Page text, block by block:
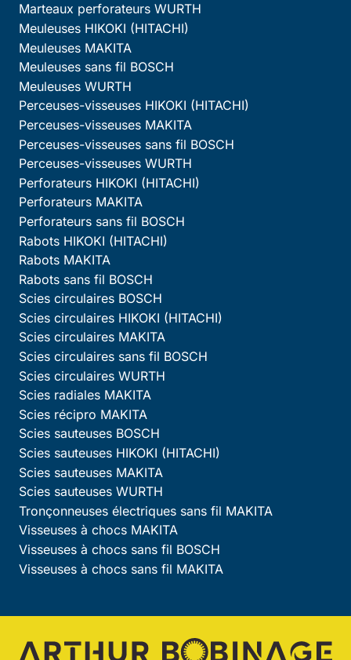
Marteaux perforateurs WURTH
Meuleuses HIKOKI (HITACHI)
Meuleuses MAKITA
Meuleuses sans fil BOSCH
Meuleuses WURTH
Perceuses-visseuses HIKOKI (HITACHI)
Perceuses-visseuses MAKITA
Perceuses-visseuses sans fil BOSCH
Perceuses-visseuses WURTH
Perforateurs HIKOKI (HITACHI)
Perforateurs MAKITA
Perforateurs sans fil BOSCH
Rabots HIKOKI (HITACHI)
Rabots MAKITA
Rabots sans fil BOSCH
Scies circulaires BOSCH
Scies circulaires HIKOKI (HITACHI)
Scies circulaires MAKITA
Scies circulaires sans fil BOSCH
Scies circulaires WURTH
Scies radiales MAKITA
Scies récipro MAKITA
Scies sauteuses BOSCH
Scies sauteuses HIKOKI (HITACHI)
Scies sauteuses MAKITA
Scies sauteuses WURTH
Tronçonneuses électriques sans fil MAKITA
Visseuses à chocs MAKITA
Visseuses à chocs sans fil BOSCH
Visseuses à chocs sans fil MAKITA